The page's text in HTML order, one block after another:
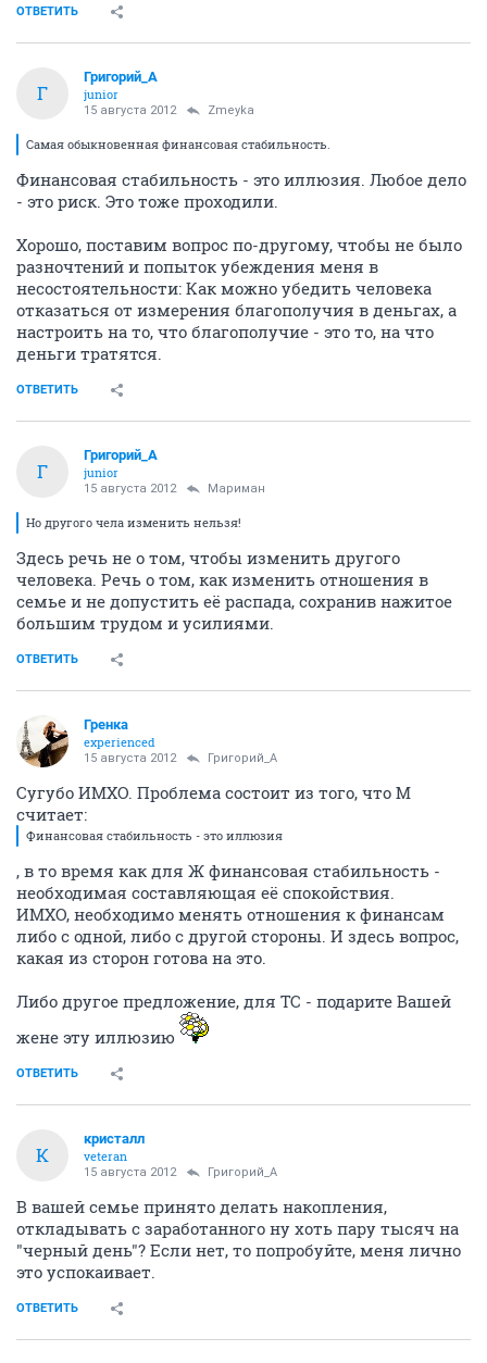
ОТВЕТИТЬ
Г
Григорий_А
junior
15 августа 2012 Zmeyka
Самая обыкновенная финансовая стабильность.
Финансовая стабильность - это иллюзия. Любое дело
- это риск. Это тоже проходили.
Хорошо, поставим вопрос по-другому, чтобы не было
разночтений и попыток убеждения меня в
несостоятельности: Как можно убедить человека
отказаться от измерения благополучия в деньгах, а
настроить на то, что благополучие - это то, на что
деньги тратятся.
ОТВЕТИТЬ
Г
Григорий_А
junior
15 августа 2012 Мариман
Но другого чела изменить нельзя!
Здесь речь не о том, чтобы изменить другого
человека. Речь о том, как изменить отношения в
семье и не допустить её распада, сохранив нажитое
большим трудом и усилиями.
ОТВЕТИТЬ
Гренка
experienced
15 августа 2012 Григорий_А
Сугубо ИМХО. Проблема состоит из того, что М
считает:
Финансовая стабильность - это иллюзия
, в то время как для Ж финансовая стабильность -
необходимая составляющая её спокойствия.
ИМХО, необходимо менять отношения к финансам
либо с одной, либо с другой стороны. И здесь вопрос,
какая из сторон готова на это.
Либо другое предложение, для ТС - подарите Вашей
жене эту иллюзию
ОТВЕТИТЬ
К
кристалл
veteran
15 августа 2012 Григорий_А
В вашей семье принято делать накопления,
откладывать с заработанного ну хоть пару тысяч на
"черный день"? Если нет, то попробуйте, меня лично
это успокаивает.
ОТВЕТИТЬ